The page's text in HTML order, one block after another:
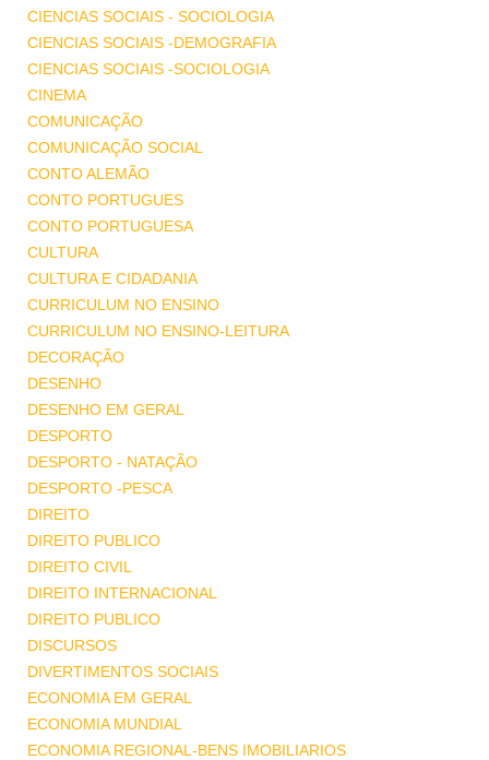
CIENCIAS SOCIAIS - SOCIOLOGIA
CIENCIAS SOCIAIS -DEMOGRAFIA
CIENCIAS SOCIAIS -SOCIOLOGIA
CINEMA
COMUNICAÇÃO
COMUNICAÇÃO SOCIAL
CONTO ALEMÃO
CONTO PORTUGUES
CONTO PORTUGUESA
CULTURA
CULTURA E CIDADANIA
CURRICULUM NO ENSINO
CURRICULUM NO ENSINO-LEITURA
DECORAÇÃO
DESENHO
DESENHO EM GERAL
DESPORTO
DESPORTO - NATAÇÃO
DESPORTO -PESCA
DIREITO
DIREITO PUBLICO
DIREITO CIVIL
DIREITO INTERNACIONAL
DIREITO PUBLICO
DISCURSOS
DIVERTIMENTOS SOCIAIS
ECONOMIA EM GERAL
ECONOMIA MUNDIAL
ECONOMIA REGIONAL-BENS IMOBILIARIOS